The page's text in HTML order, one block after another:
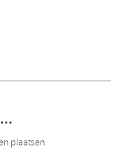
plaatsen.